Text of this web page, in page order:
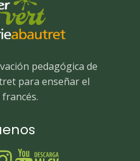
pedagógica de
para enseñar el